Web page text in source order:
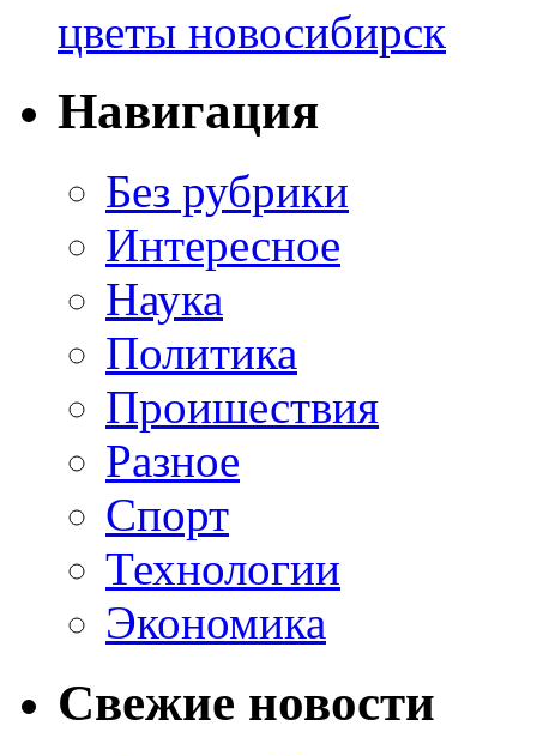
цветы новосибирск
Навигация
Без рубрики
Интересное
Наука
Политика
Проишествия
Разное
Спорт
Технологии
Экономика
Свежие новости